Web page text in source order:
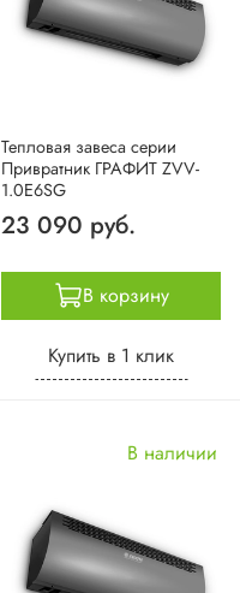
Тепловая завеса серии
Привратник ГРАФИТ ZVV-
1.0E6SG
23 090 руб.
В корзину
Купить в 1 клик
В наличии